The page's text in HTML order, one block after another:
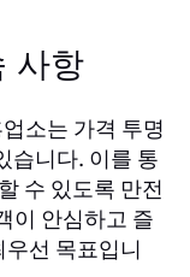
사항
소는 가격 투명
습니다. 이를 통
수 있도록 만전
이 안심하고 즐
선 목표입니